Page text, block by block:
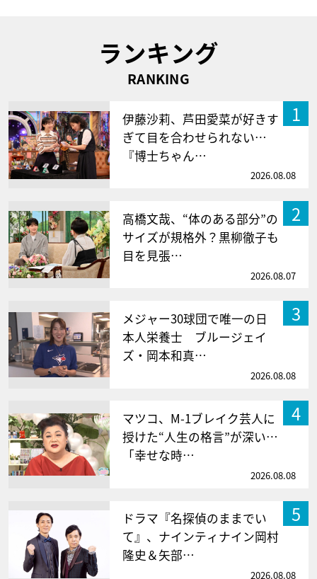
ランキング
RANKING
1
伊藤沙莉、芦田愛菜が好きす
ぎて目を合わせられない…
『博士ちゃん…
2026.08.08
2
高橋文哉、“体のある部分”の
サイズが規格外？黒柳徹子も
目を見張…
2026.08.07
3
メジャー30球団で唯一の日
本人栄養士 ブルージェイ
ズ・岡本和真…
2026.08.08
4
マツコ、M-1ブレイク芸人に
授けた“人生の格言”が深い…
「幸せな時…
2026.08.08
5
ドラマ『名探偵のままでい
て』、ナインティナイン岡村
隆史＆矢部…
2026.08.08